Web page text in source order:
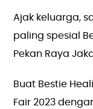
Ajak keluarga,
paling spesial
Pekan Raya
Buat Bestie
Fair 2023